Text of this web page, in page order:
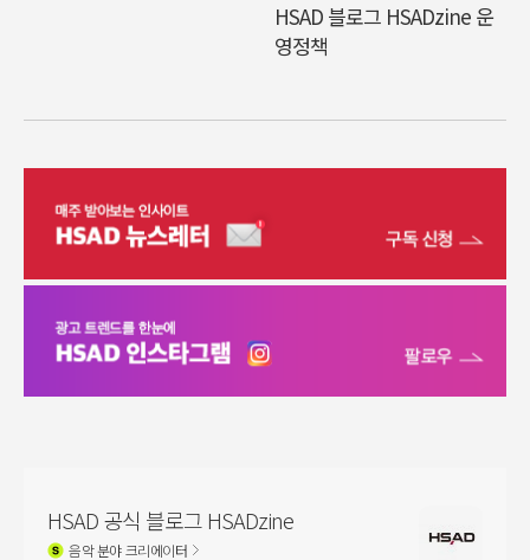
HSAD 블로그 HSADzine 운
영정책
HSAD 공식 블로그 HSADzine
음악분야 크리에이터